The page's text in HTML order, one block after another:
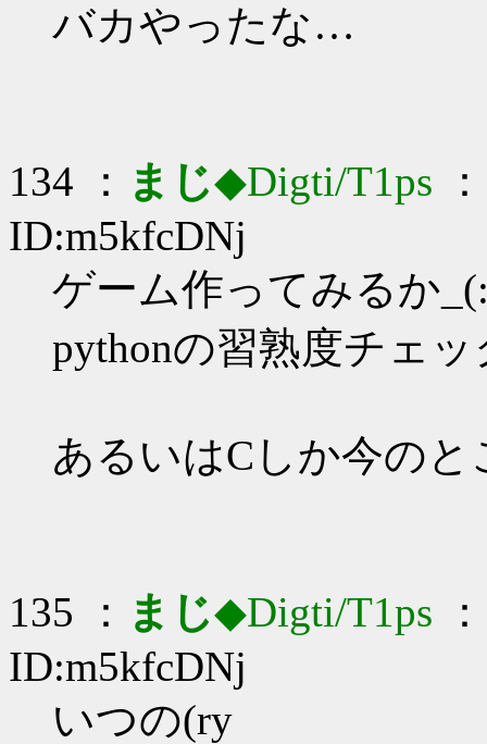
バカやったな…
134 ： まじ◆Digti/T1ps
ID:m5kfcDNj
ゲーム作ってみるか
pythonの習熟度チェ
あるいはCしか今の
135 ： まじ◆Digti/T1ps
ID:m5kfcDNj
いつの(ry